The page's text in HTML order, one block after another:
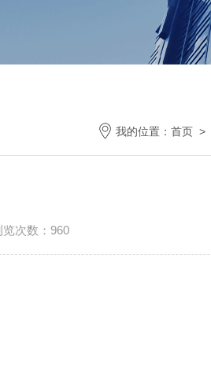
我的位置： 首页 >
览次数：960